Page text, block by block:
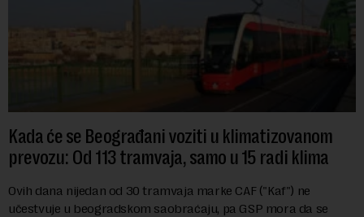
Kada će se Beograđani voziti u klimatizovanom
prevozu: Od 113 tramvaja, samo u 15 radi klima
Ovih dana nijedan od 30 tramvaja marke CAF ("Kaf") ne
učestvuje u beogradskom saobraćaju, pa GSP mora da se